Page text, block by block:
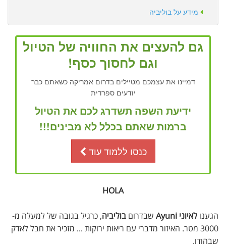
מידע על בוליביה
גם להעצים את החוויה של הטיול
וגם לחסוך כסף!
דמיינו את עצמכם מטיילים בדרום אמריקה כשאתם כבר
יודעים ספרדית
ידיעת השפה תשדרג לכם את הטיול
ברמות שאתם בכלל לא מבינים!!!
כנסו ללמוד עוד
HOLA
הגענו לאיוני Ayuni שבדרום בוליביה, כרגיל בגובה של למעלה מ-
3000 מטר. האיזור מדברי עם ריאות ירוקות ... מזכיר את חבל לאדק
שבהודו.